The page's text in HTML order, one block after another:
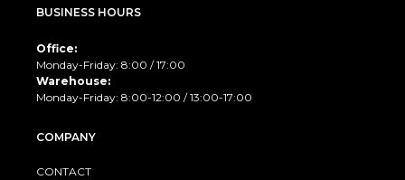
BUSINESS HOURS
Office:
Monday-Friday: 8:00 / 17:00
Warehouse:
Monday-Friday: 8:00-12:00 / 13:00-17:00
COMPANY
CONTACT